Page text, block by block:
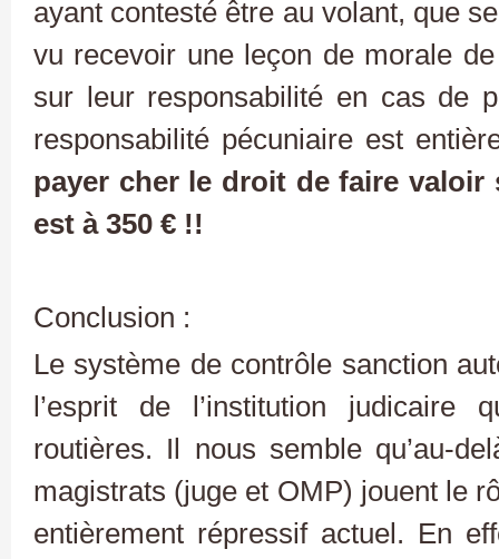
ayant contesté être au volant, que
vu recevoir une leçon de morale
sur leur responsabilité en cas de
responsabilité pécuniaire est
payer cher le droit de faire
est à 350 € !!
Conclusion :
Le système de contrôle sanction
l’esprit de l’institution judicaire
routières. Il nous semble qu’au-
magistrats (juge et OMP) jouent le
entièrement répressif actuel. En